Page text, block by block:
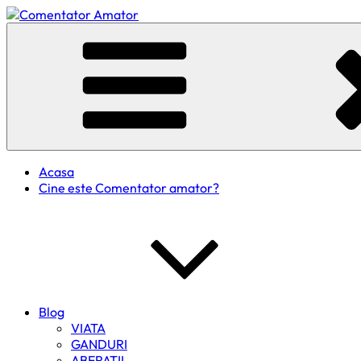
Skip
to
Comentator Amator
Acasa
Cine este Comentator amator?
Blog
VIATA
GANDURI